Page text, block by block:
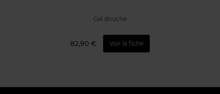
Gel douche
82,90 € Voir la fiche